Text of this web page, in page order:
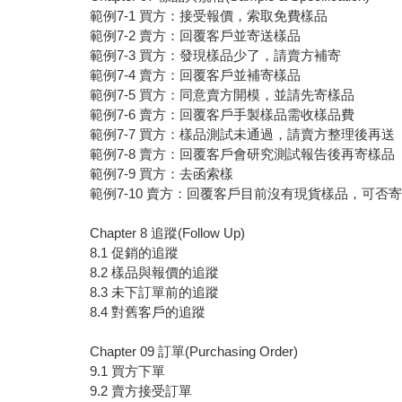
範例7-1 買方：接受報價，索取免費樣品
範例7-2 賣方：回覆客戶並寄送樣品
範例7-3 買方：發現樣品少了，請賣方補寄
範例7-4 賣方：回覆客戶並補寄樣品
範例7-5 買方：同意賣方開模，並請先寄樣品
範例7-6 賣方：回覆客戶手製樣品需收樣品費
範例7-7 買方：樣品測試未通過，請賣方整理後再送
範例7-8 賣方：回覆客戶會研究測試報告後再寄樣品
範例7-9 買方：去函索樣
範例7-10 賣方：回覆客戶目前沒有現貨樣品，可否
Chapter 8 追蹤(Follow Up)
8.1 促銷的追蹤
8.2 樣品與報價的追蹤
8.3 未下訂單前的追蹤
8.4 對舊客戶的追蹤
Chapter 09 訂單(Purchasing Order)
9.1 買方下單
9.2 賣方接受訂單